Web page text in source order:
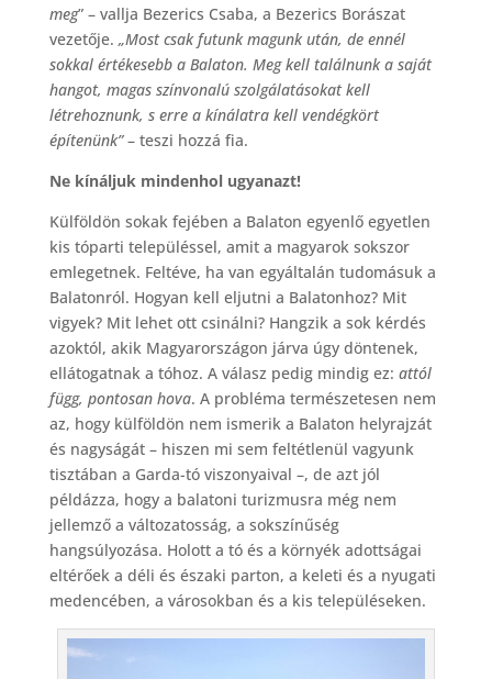
meg” – vallja Bezerics Csaba, a Bezerics Borászat
vezetője. „Most csak futunk magunk után, de ennél
sokkal értékesebb a Balaton. Meg kell találnunk a saját
hangot, magas színvonalú szolgálatásokat kell
létrehoznunk, s erre a kínálatra kell vendégkört
építenünk”– teszi hozzá fia.
Ne kínáljuk mindenhol ugyanazt!
Külföldön sokak fejében a Balaton egyenlő egyetlen
kis tóparti településsel, amit a magyarok sokszor
emlegetnek. Feltéve, ha van egyáltalán tudomásuk a
Balatonról. Hogyan kell eljutni a Balatonhoz? Mit
vigyek? Mit lehet ott csinálni? Hangzik a sok kérdés
azoktól, akik Magyarországon járva úgy döntenek,
ellátogatnak a tóhoz. A válasz pedig mindig ez: attól
függ, pontosan hova. A probléma természetesen nem
az, hogy külföldön nem ismerik a Balaton helyrajzát
és nagyságát – hiszen mi sem feltétlenül vagyunk
tisztában a Garda-tó viszonyaival –, de azt jól
példázza, hogy a balatoni turizmusra még nem
jellemző a változatosság, a sokszínűség
hangsúlyozása. Holott a tó és a környék adottságai
eltérőek a déli és északi parton, a keleti és a nyugati
medencében, a városokban és a kis településeken.